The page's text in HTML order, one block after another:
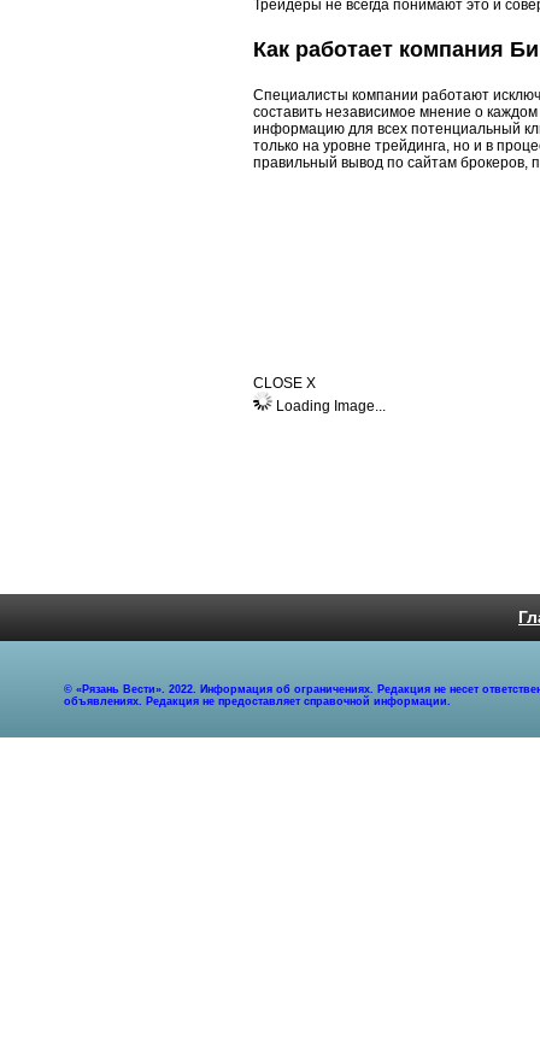
Трейдеры не всегда понимают это и
Как работает компания
Специалисты компании работают
составить независимое мнение о
информацию для всех потенциальный
только на уровне трейдинга, но и в
правильный вывод по сайтам брокеров,
CLOSE X
Loading Image...
© «Рязань Вести». 2022. Информация об ограничениях. Редакция не несет
объявлениях. Редакция не предоставляет справочной информации.